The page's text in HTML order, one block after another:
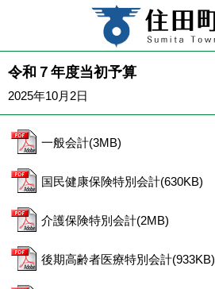
令和７年度当初予算
2025年10月2日
一般会計(3MB)
国民健康保険特別会計(630KB)
介護保険特別会計(2MB)
後期高齢者医療特別会計(933KB)